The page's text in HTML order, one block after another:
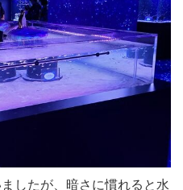
したが、暗さに慣れると水